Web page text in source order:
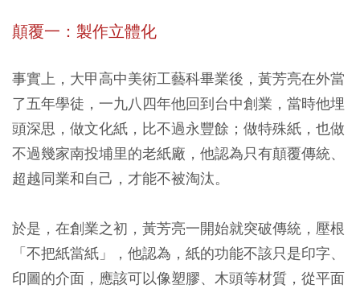
顛覆一：製作立體化
事實上，大甲高中美術工藝科畢業後，黃芳亮在外當
了五年學徒，一九八四年他回到台中創業，當時他埋
頭深思，做文化紙，比不過永豐餘；做特殊紙，也做
不過幾家南投埔里的老紙廠，他認為只有顛覆傳統、
超越同業和自己，才能不被淘汰。
於是，在創業之初，黃芳亮一開始就突破傳統，壓根
「不把紙當紙」，他認為，紙的功能不該只是印字、
印圖的介面，應該可以像塑膠、木頭等材質，從平面